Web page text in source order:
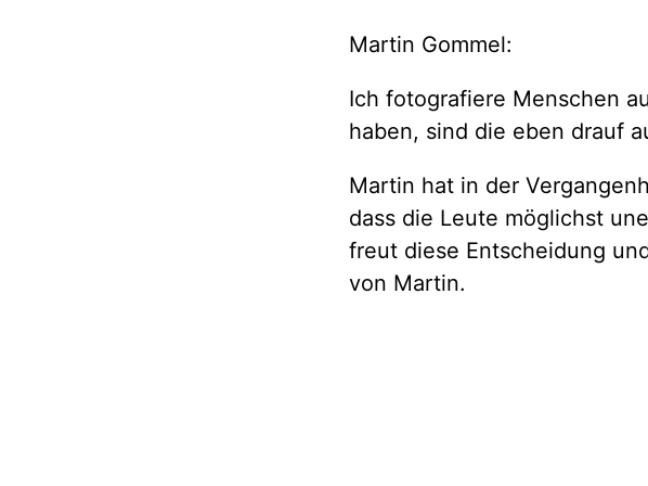
Martin Gommel:
Ich fotografiere Menschen
haben, sind die eben drauf
Martin hat in der
dass die Leute möglichst
freut diese Entscheidung
von Martin.